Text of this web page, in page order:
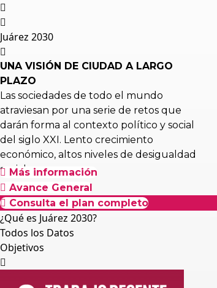
Juárez 2030
UNA VISIÓN DE CIUDAD A LARGO
PLAZO
Las sociedades de todo el mundo
atraviesan por una serie de retos que
darán forma al contexto político y social
del siglo XXI. Lento crecimiento
económico, altos niveles de desigualdad
social…
Más información
Avance General
Consulta el plan completo
¿Qué es Juárez 2030?
Todos los Datos
Objetivos